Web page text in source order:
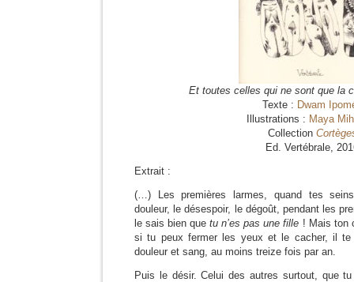
Et toutes celles qui ne sont que la
Texte : Dwam
Illustrations : Maya
Collection
Ed. Vertébrale,
Extrait :
(…) Les premières larmes, quand tes
douleur, le désespoir, le dégoût, pendant les
le sais bien quetu n’es pas une fille ! Mais ton
si tu peux fermer les yeux et le cacher, il te
douleur et sang, au moins treize fois par an.
Puis le désir. Celui des autres surtout, que